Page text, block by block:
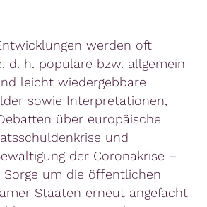
werden oft
d. h. populäre bzw. allgemein
leicht wiedergebbare
sowie Interpretationen,
über europäische
und
der Coronakrise –
um die öffentlichen
Staaten erneut angefacht